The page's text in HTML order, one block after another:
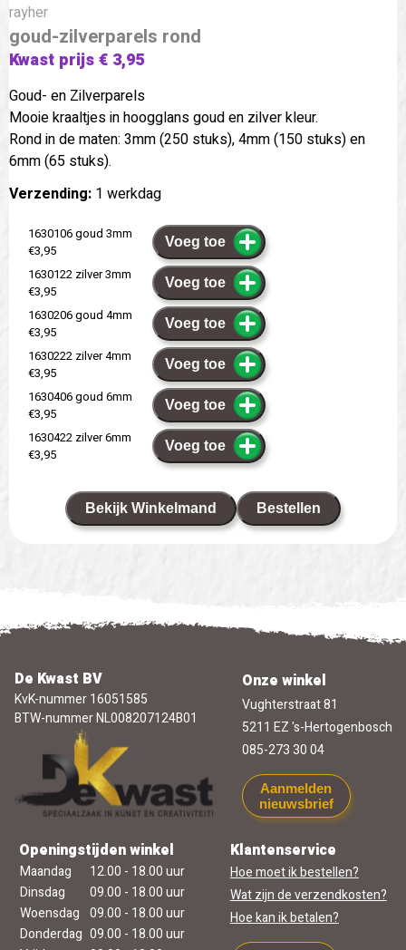
rayher
goud-zilverparels rond
Kwast prijs € 3,95
Goud- en Zilverparels
Mooie kraaltjes in hoogglans goud en zilver kleur.
Rond in de maten: 3mm (250 stuks), 4mm (150 stuks) en
6mm (65 stuks).
Verzending: 1 werkdag
1630106 goud 3mm
€3,95
Voeg toe
1630122 zilver 3mm
€3,95
Voeg toe
1630206 goud 4mm
€3,95
Voeg toe
1630222 zilver 4mm
€3,95
Voeg toe
1630406 goud 6mm
€3,95
Voeg toe
1630422 zilver 6mm
€3,95
Voeg toe
Bekijk Winkelmand Bestellen
De Kwast BV
KvK-nummer 16051585
BTW-nummer NL008207124B01
Onze winkel
Vughterstraat 81
5211 EZ 's-Hertogenbosch
085-273 30 04
Aanmelden
nieuwsbrief
Openingstijden winkel
Maandag
12.00 - 18.00 uur
Dinsdag
09.00 - 18.00 uur
Woensdag 09.00 - 18.00 uur
Donderdag 09.00 - 18.00 uur
Klantenservice
Hoe moet ik bestellen?
Wat zijn de verzendkosten?
Hoe kan ik betalen?